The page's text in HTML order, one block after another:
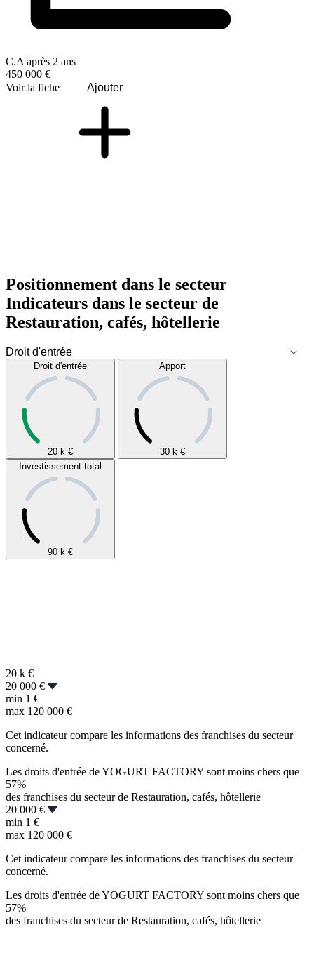
C.A après 2 ans
450 000 €
Voir la fiche
Ajouter
Positionnement dans le secteur
Indicateurs dans le secteur de
Restauration, cafés, hôtellerie
Droit d'entrée
20 k €
Apport
30 k €
Investissement total
90 k €
20 k €
20 000 €
min 1 €
max 120 000 €
Cet indicateur compare les informations des franchises du secteur
concerné.
Les droits d'entrée de YOGURT FACTORY sont moins chers que
57%
des franchises du secteur de Restauration, cafés, hôtellerie
20 000 €
min 1 €
max 120 000 €
Cet indicateur compare les informations des franchises du secteur
concerné.
Les droits d'entrée de YOGURT FACTORY sont moins chers que
57%
des franchises du secteur de Restauration, cafés, hôtellerie